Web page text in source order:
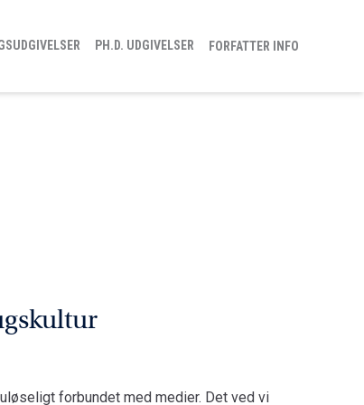
PH.D. UDGIVELSER FORFATTER INFO
forbundet med medier. Det ved vi